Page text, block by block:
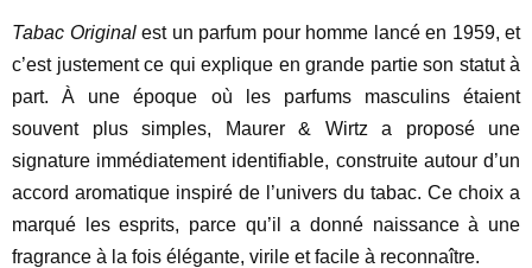
Tabac Originalest un parfum pour homme lancé en 1959, et
c’est justement ce qui explique en grande partie son statut à
part. À une époque où les parfums masculins étaient
souvent plus simples, Maurer & Wirtz a proposé une
signature immédiatement identifiable, construite autour d’un
accord aromatique inspiré de l’univers du tabac. Ce choix a
marqué les esprits, parce qu’il a donné naissance à une
fragrance à la fois élégante, virile et facile à reconnaître.